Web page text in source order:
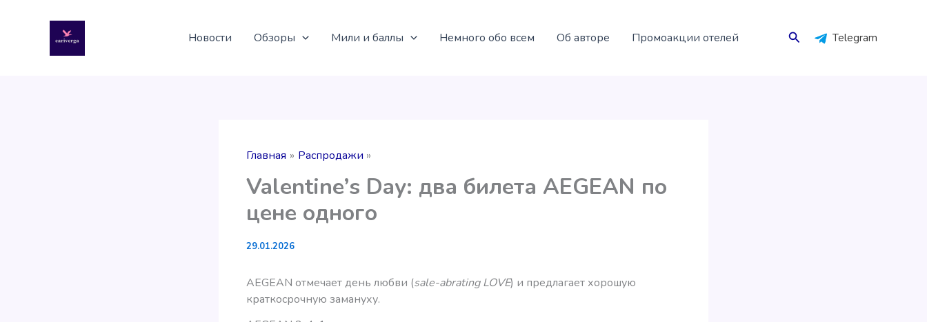
содержимому
Новости Обзоры Мили и баллы Немного обо всем Об авторе Промоакции отелей Поиск Telegram
Главная Распродажи
Valentine’s Day: два билета AEGEAN по
цене одного
29.01.2026
AEGEAN отмечает день любви (sale-abrating LOVE) и предлагает хорошую
краткосрочную замануху.